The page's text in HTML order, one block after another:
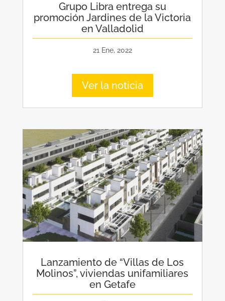
Grupo Libra entrega su
promoción Jardines de la Victoria
en Valladolid
21 Ene, 2022
Ver la noticia
Lanzamiento de “Villas de Los
Molinos”, viviendas unifamiliares
en Getafe